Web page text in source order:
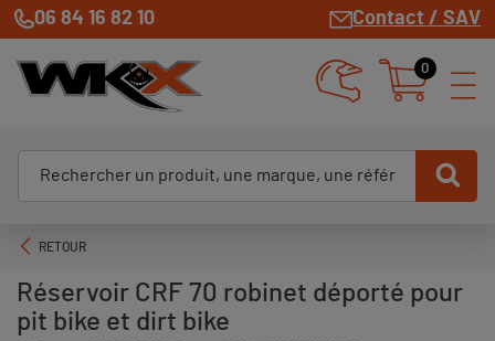
06 84 16 82 10 Contact / SAV
0
RETOUR
Réservoir CRF 70 robinet déporté pour
pit bike et dirt bike